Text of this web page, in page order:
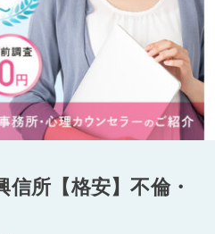
所【格安】不倫・